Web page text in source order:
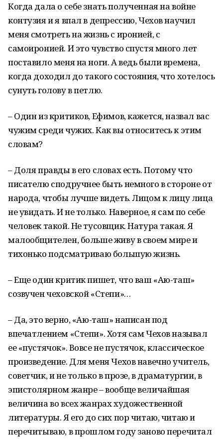
Когда дала о себе знать полученная на войне
контузия и я впал в депрессию, Чехов научил
меня смотреть на жизнь с иронией, с
самоиронией. И это чувство спустя много лет
поставило меня на ноги. А ведь были времена,
когда доходил до такого состояния, что хотелось
сунуть голову в петлю.
– Один из критиков, Ефимов, кажется, назвал вас
чужим среди чужих. Как вы относитесь к этим
словам?
– Доля правды в его словах есть. Потому что
писателю сподручнее быть немного в стороне от
народа, чтобы лучше видеть. Лицом к лицу лица
не увидать. И не только. Наверное, я сам по себе
человек такой. Не тусовщик. Натура такая. Я
малообщителен, больше живу в своем мире и
тихонько подсматриваю большую жизнь.
– Еще один критик пишет, что ваш «Аю-таш»
созвучен чеховской «Степи»…
– Да, это верно, «Аю-таш» написан под
впечатлением «Степи». Хотя сам Чехов называл
ее «пустячок». Вовсе не пустячок, классическое
произведение. Для меня Чехов навечно учитель,
советчик, и не только в прозе, в драматургии, в
эпистолярном жанре – вообще величайшая
величина во всех жанрах художественной
литературы. Я его до сих пор читаю, читаю и
перечитываю, в прошлом году заново перечитал